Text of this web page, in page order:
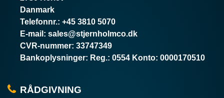
Danmark
Telefonnr.: +45 3810 5070
E-mail : sales@stjernholmco.dk
CVR-nummer: 33747349
Bankoplysninger: Reg.: 0554 Konto: 0000170510
RÅDGIVNING